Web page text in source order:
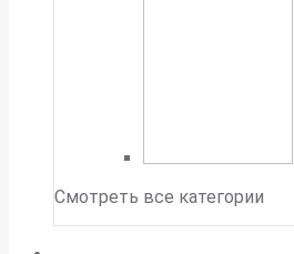
Смотреть все категории